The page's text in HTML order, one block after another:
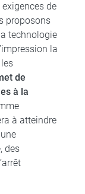
de
proposons
technologie
la
de
à la
à atteindre
des